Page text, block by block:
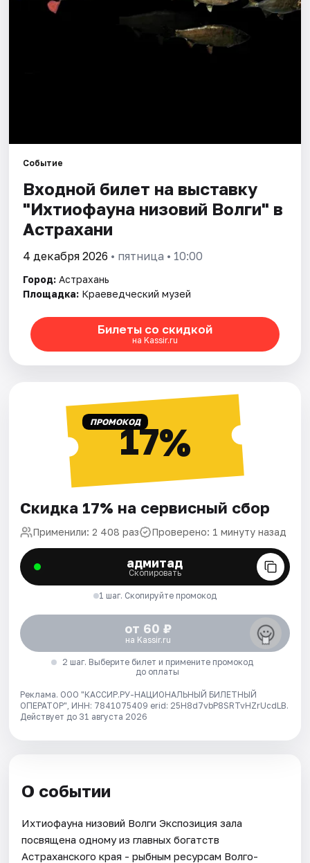
Событие
Входной билет на выставку
"Ихтиофауна низовий Волги" в
Астрахани
4 декабря 2026 • пятница • 10:00
Город: Астрахань
Площадка: Краеведческий музей
Билеты со скидкой
на Kassir.ru
ПРОМОКОД17%
Скидка 17% на сервисный сбор
Применили: 2 408 раз Проверено: 1 минуту назад
адмитад
Скопировать
1 шаг. Скопируйте промокод
от 60 ₽
на Kassir.ru
2 шаг. Выберите билет и примените промокод
до оплаты
Реклама. ООО "КАССИР.РУ-НАЦИОНАЛЬНЫЙ БИЛЕТНЫЙ
ОПЕРАТОР", ИНН: 7841075409 erid: 25H8d7vbP8SRTvHZrUcdLB.
Действует до 31 августа 2026
О событии
Ихтиофауна низовий Волги Экспозиция зала
посвящена одному из главных богатств
Астраханского края - рыбным ресурсам Волго-